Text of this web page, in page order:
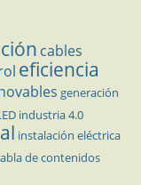
cables
eficiencia
generación
industria 4.0
instalación eléctrica
de contenidos